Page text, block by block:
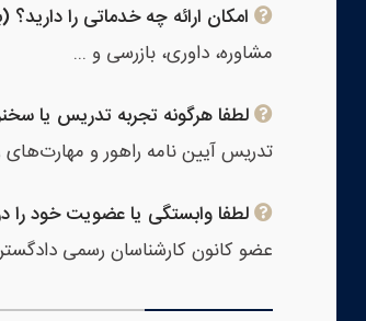
امکان ارائه چه خدماتی را
مشاوره، داوری، بازرسی و ...
لطفا هرگونه تجربه تدریس یا
تدریس آیین نامه راهور و مهارت‌های
لطفا وابستگی یا عضویت خود را
عضو کانون کارشناسان رسمی